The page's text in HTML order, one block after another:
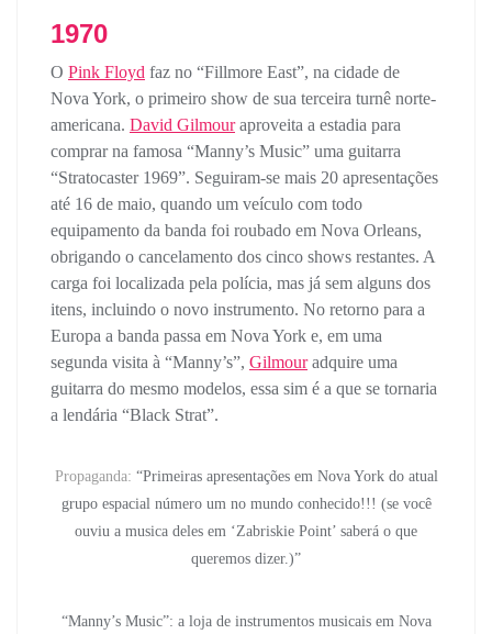
1970
O Pink Floyd faz no “Fillmore East”, na cidade de
Nova York, o primeiro show de sua terceira turnê norte-
americana. David Gilmouraproveita a estadia para
comprar na famosa “Manny’s Music” uma guitarra
“Stratocaster 1969”. Seguiram-se mais 20 apresentações
até 16 de maio, quando um veículo com todo
equipamento da banda foi roubado em Nova Orleans,
obrigando o cancelamento dos cinco shows restantes. A
carga foi localizada pela polícia, mas já sem alguns dos
itens, incluindo o novo instrumento. No retorno para a
Europa a banda passa em Nova York e, em uma
segunda visita à “Manny’s”, Gilmouradquire uma
guitarra do mesmo modelos, essa sim é a que se tornaria
a lendária “Black Strat”.
Propaganda: “Primeiras apresentações em Nova York do atual
grupo espacial número um no mundo conhecido!!! (se você
ouviu a musica deles em ‘Zabriskie Point’ saberá o que
queremos dizer.)”
“Manny’s Music”: a loja de instrumentos musicais em Nova